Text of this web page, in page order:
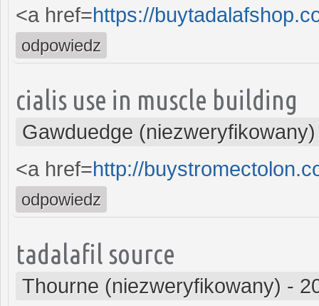
<a href=https://
odpowiedz
cialis use in muscle building
Gawduedge (niezweryfikowany)
<a href=http://
odpowiedz
tadalafil source
Thourne (niezweryfikowany) -